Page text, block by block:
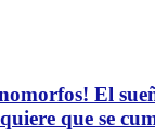
El
que se